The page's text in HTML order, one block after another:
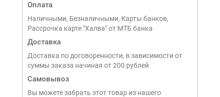
Оплата
Наличными, Безналичными, Карты банков,
Рассрочка карте "Халва" от МТБ банка
Доставка
Доставка по договоренности, в зависимости от
суммы заказа начиная от 200 рублей
Самовывоз
Вы можете забрать этот товар из нашего